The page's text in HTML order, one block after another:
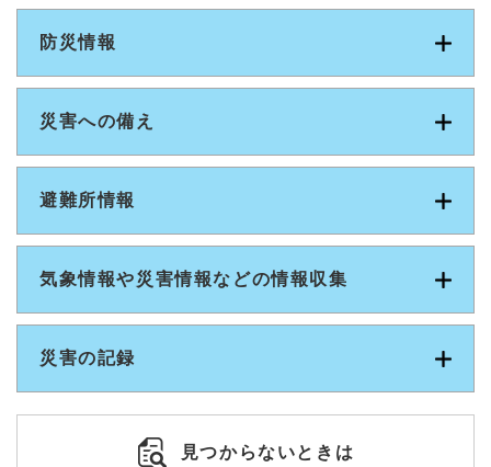
防災情報
災害への備え
避難所情報
気象情報や災害情報などの情報収集
災害の記録
見つからないときは